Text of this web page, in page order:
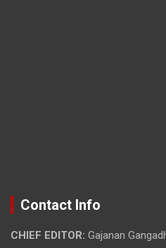
Contact Info
CHIEF EDITOR: Gajanan